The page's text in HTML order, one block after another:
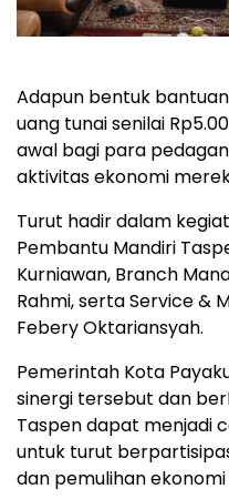
Adapun bentuk
uang tunai senilai
awal bagi para
aktivitas ekonomi
Turut hadir dalam
Pembantu Mandiri
Kurniawan, Branch
Rahmi, serta Service &
Febery Oktariansyah.
Pemerintah Kota
sinergi tersebut dan
Taspen dapat menjadi
untuk turut
dan pemulihan